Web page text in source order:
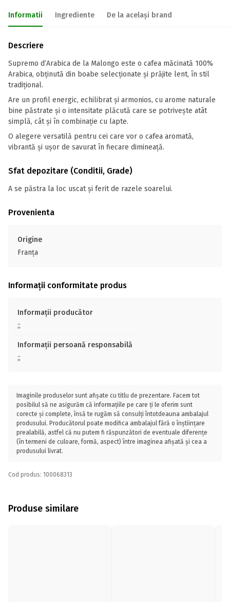
Informatii Ingrediente De la același brand
Descriere
Supremo d’Arabica de la Malongo este o cafea măcinată 100%
Arabica, obținută din boabe selecționate și prăjite lent, în stil
tradițional.
Are un profil energic, echilibrat și armonios, cu arome naturale
bine păstrate și o intensitate plăcută care se potrivește atât
simplă, cât și în combinație cu lapte.
O alegere versatilă pentru cei care vor o cafea aromată,
vibrantă și ușor de savurat în fiecare dimineață.
Sfat depozitare (Conditii, Grade)
A se păstra la loc uscat și ferit de razele soarelui.
Provenienta
Origine
Franţa
Informații conformitate produs
Informații producător
;;
Informații persoană responsabilă
;;
Imaginile produselor sunt afișate cu titlu de prezentare. Facem tot
posibilul să ne asigurăm că informațiile pe care ți le oferim sunt
corecte și complete, însă te rugăm să consulți întotdeauna ambalajul
produsului. Producătorul poate modifica ambalajul fără o înștiințare
prealabilă, astfel că nu putem fi răspunzători de eventuale diferențe
(în termeni de culoare, formă, aspect) între imaginea afișată și cea a
produsului livrat.
Cod produs: 100068313
Produse similare